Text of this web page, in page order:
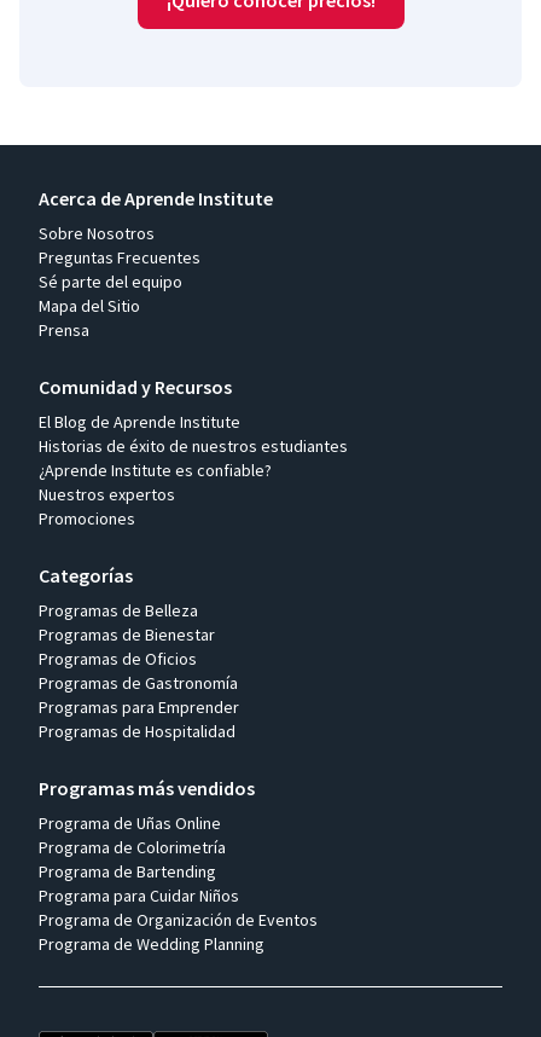
Acerca de Aprende Institute
Sobre Nosotros
Preguntas Frecuentes
Sé parte del equipo
Mapa del Sitio
Prensa
Comunidad y Recursos
El Blog de Aprende Institute
Historias de éxito de nuestros estudiantes
¿Aprende Institute es confiable?
Nuestros expertos
Promociones
Categorías
Programas de Belleza
Programas de Bienestar
Programas de Oficios
Programas de Gastronomía
Programas para Emprender
Programas de Hospitalidad
Programas más vendidos
Programa de Uñas Online
Programa de Colorimetría
Programa de Bartending
Programa para Cuidar Niños
Programa de Organización de Eventos
Programa de Wedding Planning